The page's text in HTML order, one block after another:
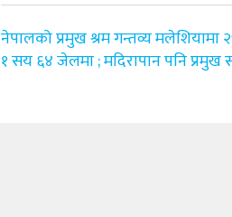
Post
navigation
नेपालको प्रमुख श्रम गन्तव्य मलेशियामा
१ सय ६४ जेलमा ; मदिरापान पनि प्रमुख